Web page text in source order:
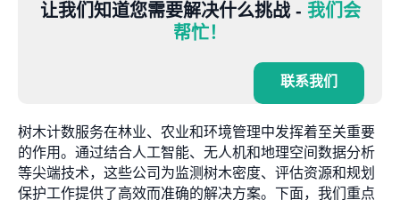
让我们知道您需要解决什么挑战 - 我们会
帮忙！
联系我们
树木计数服务在林业、农业和环境管理中发挥着至关重要
的作用。通过结合人工智能、无人机和地理空间数据分析
等尖端技术，这些公司为监测树木密度、评估资源和规划
保护工作提供了高效而准确的解决方案。下面，我们重点